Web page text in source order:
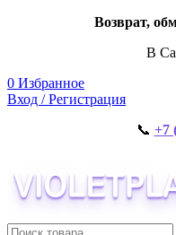
Возврат,
В
0 Избранное
Вход / Регистрация
📞 +7